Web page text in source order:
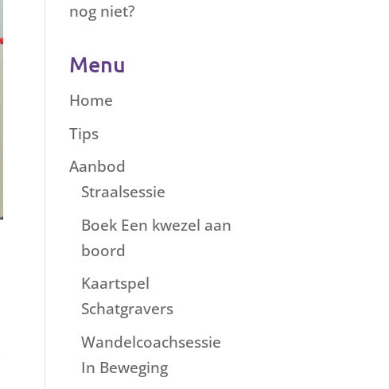
nog niet?
Menu
Home
Tips
Aanbod
Straalsessie
Boek Een kwezel aan
boord
Kaartspel
Schatgravers
Wandelcoachsessie
In Beweging